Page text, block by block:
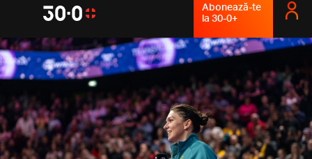
Abonează-te
la 30-0+